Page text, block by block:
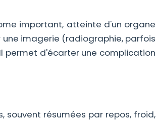
important, atteinte d'un organe
imagerie (radiographie, parfois
permet d'écarter une complication
souvent résumées par repos, froid,